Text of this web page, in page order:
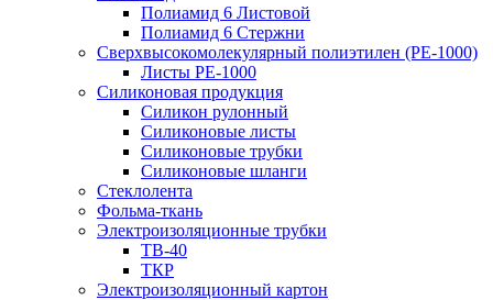
Полиамид 6 Листовой
Полиамид 6 Стержни
Сверхвысокомолекулярный полиэтилен (PE-1000)
Листы РЕ-1000
Силиконовая продукция
Силикон рулонный
Силиконовые листы
Силиконовые трубки
Силиконовые шланги
Стеклолента
Фольма-ткань
Электроизоляционные трубки
ТВ-40
ТКР
Электроизоляционный картон